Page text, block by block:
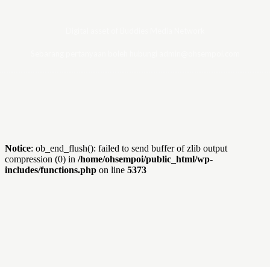
Notice: ob_end_flush(): failed to send buffer of zlib output
compression (0) in /home/ohsempoi/public_html/wp-
includes/functions.php on line 5373